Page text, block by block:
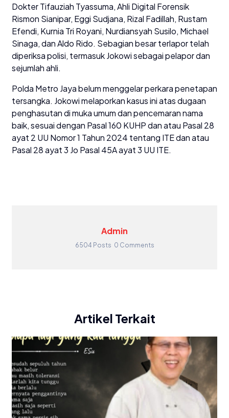
Dokter Tifauziah Tyassuma, Ahli Digital Forensik
Rismon Sianipar, Eggi Sudjana, Rizal Fadillah, Rustam
Efendi, Kurnia Tri Royani, Nurdiansyah Susilo, Michael
Sinaga, dan Aldo Rido. Sebagian besar terlapor telah
diperiksa polisi, termasuk Jokowi sebagai pelapor dan
sejumlah ahli.
Polda Metro Jaya belum menggelar perkara penetapan
tersangka. Jokowi melaporkan kasus ini atas dugaan
penghasutan di muka umum dan pencemaran nama
baik, sesuai dengan Pasal 160 KUHP dan atau Pasal 28
ayat 2 UU Nomor 1 Tahun 2024 tentang ITE dan atau
Pasal 28 ayat 3 Jo Pasal 45A ayat 3 UU ITE.
Admin
6504 Posts 0 Comments
Artikel Terkait